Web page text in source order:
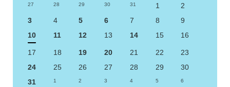
27 28 29 30 31 1
2
3
4 5 6 7 8
9
10
11 12 13 14 15 16
17 18 19 20 21 22
23
24
25 26 27 28 29
30
31
1 2 3 4 5 6